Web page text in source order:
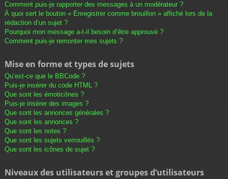
Comment puis-je rapporter des messages à un modérateur ?
À quoi sert le bouton « Enregistrer comme brouillon » affiché lors de la
rédaction d’un sujet ?
Pourquoi mon message a-t-il besoin d’être approuvé ?
Comment puis-je remonter mes sujets ?
Mise en forme et types de sujets
Qu’est-ce que le BBCode ?
Puis-je insérer du code HTML ?
Que sont les émoticônes ?
Puis-je insérer des images ?
Que sont les annonces générales ?
Que sont les annonces ?
Que sont les notes ?
Que sont les sujets verrouillés ?
Que sont les icônes de sujet ?
Niveaux des utilisateurs et groupes d’utilisateurs